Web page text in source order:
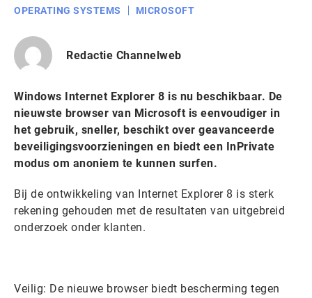
OPERATING SYSTEMS
MICROSOFT
Redactie Channelweb
Windows Internet Explorer 8 is nu beschikbaar. De
nieuwste browser van Microsoft is eenvoudiger in
het gebruik, sneller, beschikt over geavanceerde
beveiligingsvoorzieningen en biedt een InPrivate
modus om anoniem te kunnen surfen.
Bij de ontwikkeling van Internet Explorer 8 is sterk
rekening gehouden met de resultaten van uitgebreid
onderzoek onder klanten.
Veilig: De nieuwe browser biedt bescherming tegen